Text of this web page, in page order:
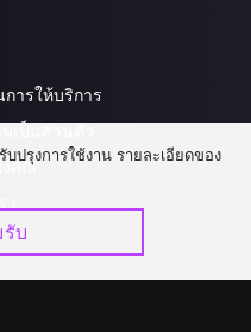
ารให้บริการ
งคุณ
ปรุงการใช้งาน รายละเอียดของ
บ